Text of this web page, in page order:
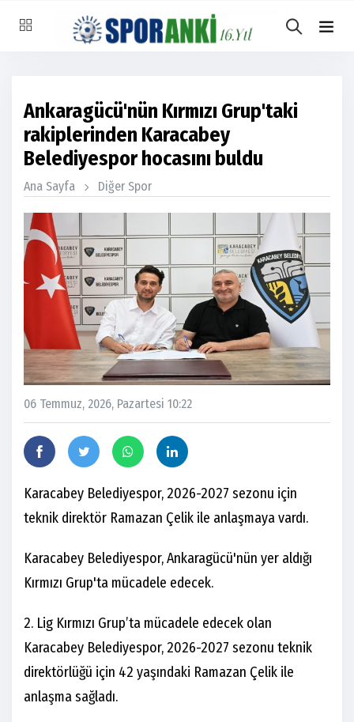
Ankaragücü'nün Kırmızı Grup'taki
rakiplerinden Karacabey
Belediyespor hocasını buldu
Ana Sayfa Diğer Spor
06 Temmuz, 2026, Pazartesi 10:22
Karacabey Belediyespor, 2026-2027 sezonu için
teknik direktör Ramazan Çelik ile anlaşmaya vardı.
Karacabey Belediyespor, Ankaragücü'nün yer aldığı
Kırmızı Grup'ta mücadele edecek.
2. Lig Kırmızı Grup’ta mücadele edecek olan
Karacabey Belediyespor, 2026-2027 sezonu teknik
direktörlüğü için 42 yaşındaki Ramazan Çelik ile
anlaşma sağladı.